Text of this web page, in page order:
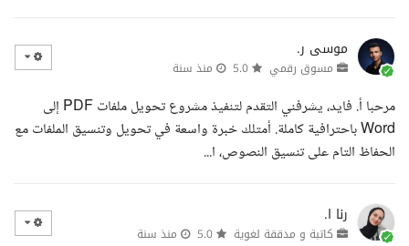
موسى ر.
مسوق رقمي منذ سنة
مرحبا أ. فايد، يشرفني التقدم لتنفيذ مشروع تحويل ملفات PDF إلى
Word باحترافية كاملة. أمتلك خبرة واسعة في تحويل وتنسيق الملفات مع
الحفاظ التام على تنسيق النصوص، ا...
رنا ا.
كاتبة و مدققة لغوية منذ سنة